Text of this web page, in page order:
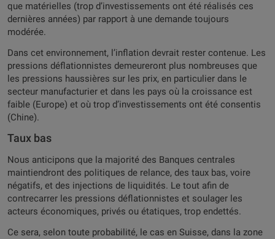
que matérielles (trop d’investissements ont été réalisés ces
dernières années) par rapport à une demande toujours
modérée.
Dans cet environnement, l’inflation devrait rester contenue. Les
pressions déflationnistes demeureront plus nombreuses que
les pressions haussières sur les prix, en particulier dans le
secteur manufacturier et dans les pays où la croissance est
faible (Europe) et où trop d’investissements ont été consentis
(Chine).
Taux bas
Nous anticipons que la majorité des Banques centrales
maintiendront des politiques de relance, des taux bas, voire
négatifs, et des injections de liquidités. Le tout afin de
contrecarrer les pressions déflationnistes et soulager les
acteurs économiques, privés ou étatiques, trop endettés.
Ce sera, selon toute probabilité, le cas en Suisse, dans la zone